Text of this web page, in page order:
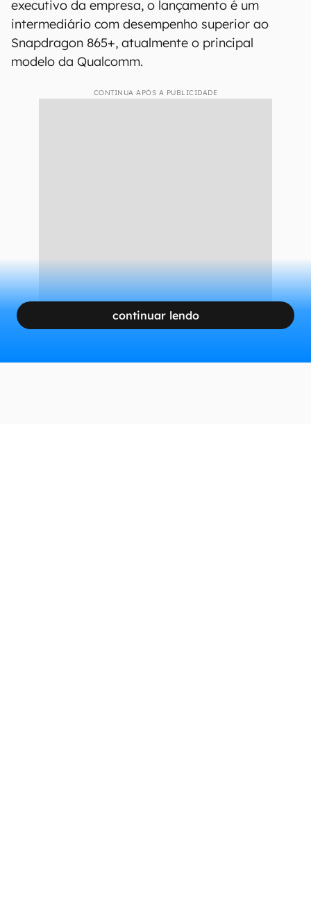
executivo da empresa, o lançamento é um
intermediário com desempenho superior ao
Snapdragon 865+, atualmente o principal
modelo da Qualcomm.
CONTINUA APÓS A PUBLICIDADE
continuar lendo